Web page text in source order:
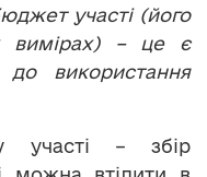
участі (його
вимірах) – це є
до використання
участі – збір